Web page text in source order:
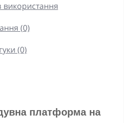
використання
(0)
(0)
платформа на